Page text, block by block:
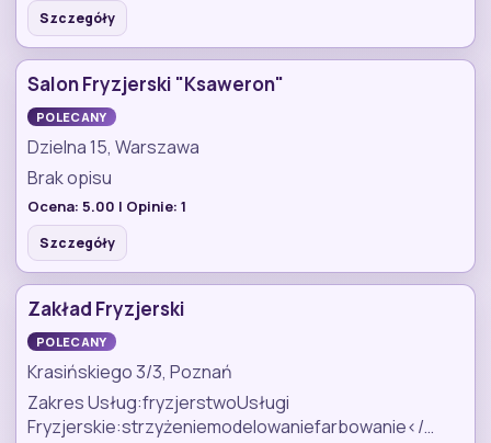
Szczegóły
Salon Fryzjerski "Ksaweron"
POLECANY
Dzielna 15, Warszawa
Brak opisu
Ocena: 5.00 | Opinie: 1
Szczegóły
Zakład Fryzjerski
POLECANY
Krasińskiego 3/3, Poznań
Zakres Usług:fryzjerstwoUsługi
Fryzjerskie:strzyżeniemodelowaniefarbowanie</…